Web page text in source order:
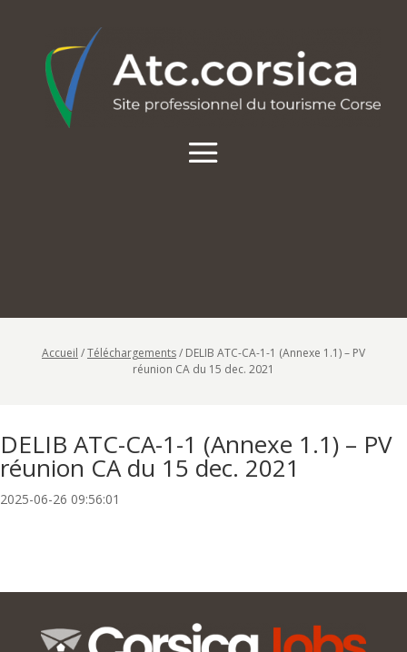
Accueil /Téléchargements/ DELIB ATC-CA-1-1 (Annexe 1.1) – PV
réunion CA du 15 dec. 2021
DELIB ATC-CA-1-1 (Annexe 1.1) – PV
réunion CA du 15 dec. 2021
2025-06-26 09:56:01